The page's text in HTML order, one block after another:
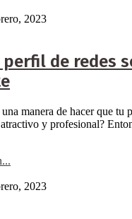
2023
de redes
una manera de hacer que tu
y profesional?
2023